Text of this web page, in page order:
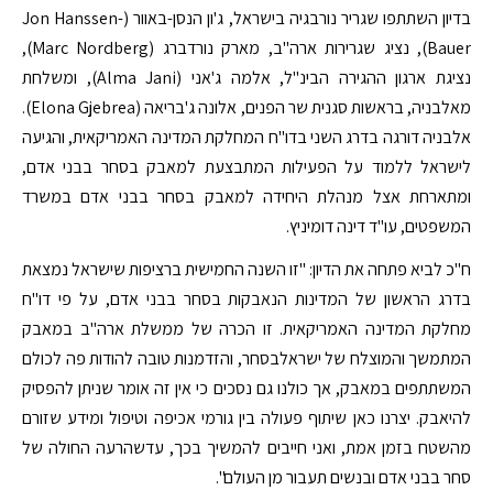
בדיון השתתפו שגריר נורבגיה בישראל, ג'ון הנסן-באוור (Jon Hanssen-
Bauer), נציג שגרירות ארה"ב, מארק נורדברג (Marc Nordberg),
נציגת ארגון ההגירה הבינ"ל, אלמה ג'אני (Alma Jani), ומשלחת
מאלבניה, בראשות סגנית שר הפנים, אלונה ג'בריאה (Elona Gjebrea).
אלבניה דורגה בדרג השני בדו"ח המחלקת המדינה האמריקאית, והגיעה
לישראל ללמוד על הפעילות המתבצעת למאבק בסחר בבני אדם,
ומתארחת אצל מנהלת היחידה למאבק בסחר בבני אדם במשרד
המשפטים, עו"ד דינה דומיניץ.
ח"כ לביא פתחה את הדיון: "זו השנה החמישית ברציפות שישראל נמצאת
בדרג הראשון של המדינות הנאבקות בסחר בבני אדם, על פי דו"ח
מחלקת המדינה האמריקאית. זו הכרה של ממשלת ארה"ב במאבק
המתמשך והמוצלח של ישראלבסחר, והזדמנות טובה להודות פה לכולם
המשתתפים במאבק, אך כולנו גם נסכים כי אין זה אומר שניתן להפסיק
להיאבק. יצרנו כאן שיתוף פעולה בין גורמי אכיפה וטיפול ומידע שזורם
מהשטח בזמן אמת, ואני חייבים להמשיך בכך, עדשהרעה החולה של
סחר בבני אדם ובנשים תעבור מן העולם".